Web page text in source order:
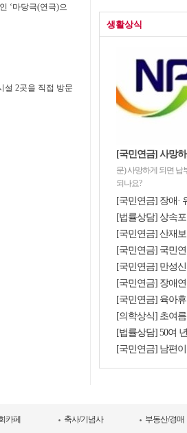
‘마당극(연극)으
설 2곳을 직접 방문
생활상식
[국민연금] 사망
문) 사망하게 되면 납
되나요?
[국민연금] 장애·
[법률상담] 상속
[국민연금] 산재
[국민연금] 국민
[국민연금] 만성
[국민연금] 장애
[국민연금] 육아
[의학상식] 초여
[법률상담] 50여
[국민연금] 남편
카페 축사/기념사 부동산/경매